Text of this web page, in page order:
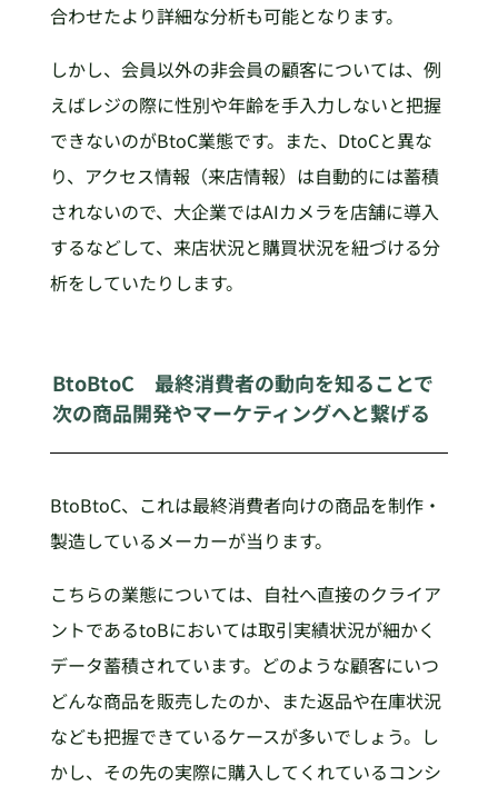
合わせたより詳細な分析も可能となります。
しかし、会員以外の非会員の顧客については、例
えばレジの際に性別や年齢を手入力しないと把握
できないのがBtoC業態です。また、DtoCと異な
り、アクセス情報（来店情報）は自動的には蓄積
されないので、大企業ではAIカメラを店舗に導入
するなどして、来店状況と購買状況を紐づける分
析をしていたりします。
BtoBtoC 最終消費者の動向を知ることで
次の商品開発やマーケティングへと繋げる
BtoBtoC、これは最終消費者向けの商品を制作・
製造しているメーカーが当ります。
こちらの業態については、自社へ直接のクライア
ントであるtoBにおいては取引実績状況が細かく
データ蓄積されています。どのような顧客にいつ
どんな商品を販売したのか、また返品や在庫状況
なども把握できているケースが多いでしょう。し
かし、その先の実際に購入してくれているコンシ